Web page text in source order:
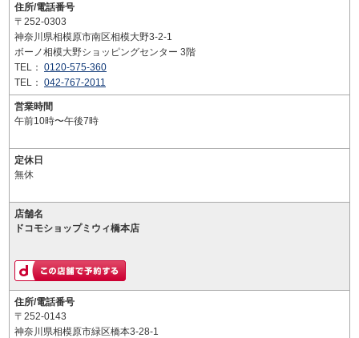
住所/電話番号
〒252-0303
神奈川県相模原市南区相模大野3-2-1
ボーノ相模大野ショッピングセンター 3階
TEL： 0120-575-360
TEL： 042-767-2011
営業時間
午前10時〜午後7時
定休日
無休
店舗名
ドコモショップミウィ橋本店
住所/電話番号
〒252-0143
神奈川県相模原市緑区橋本3-28-1